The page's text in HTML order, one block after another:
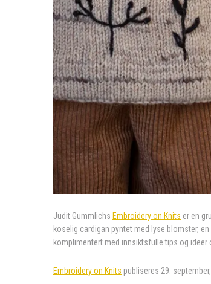
Judit Gummlichs Embroidery on Knits er en
koselig cardigan pyntet med lyse blomster,
komplimentert med innsiktsfulle tips og ideer
Embroidery on Knits publiseres 29.